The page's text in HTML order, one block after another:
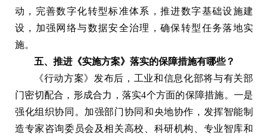
动，完善数字化转型标准体系，推进数字基础设施建
设，加强网络与数据安全治理，确保转型任务落地实
施。
五、推进《实施方案》落实的保障措施有哪些？
《行动方案》发布后，工业和信息化部将与有关部
门密切配合，形成合力，落实4个方面的保障措施。一是
强化组织协同。加强部门协同和央地协作，发挥智能制
造专家咨询委员会及相关高校、科研机构、专业智库和